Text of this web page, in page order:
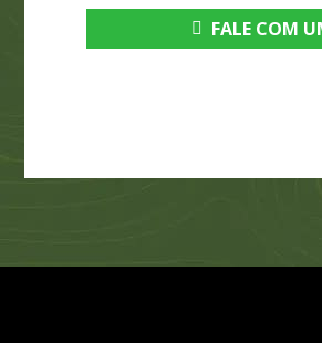
FALE COM